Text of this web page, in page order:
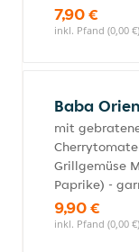
7,90 €
inkl. Pfand (0,00 €)
Baba
mit
Grillgemüse
Paprike) -
9,90 €
inkl. Pfand (0,00 €)